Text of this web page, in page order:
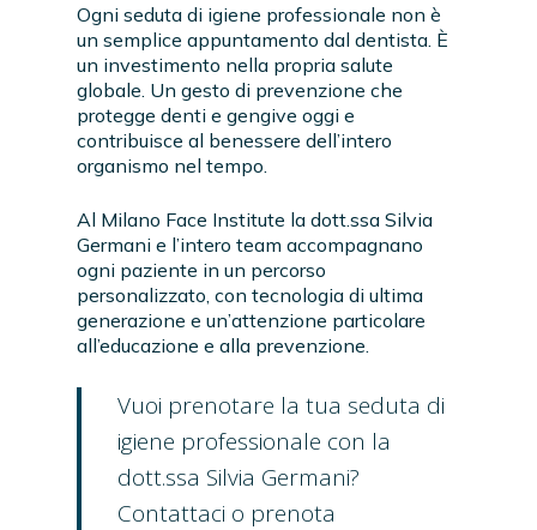
Ogni seduta di igiene professionale non è
un semplice appuntamento dal dentista. È
un investimento nella propria salute
globale. Un gesto di prevenzione che
protegge denti e gengive oggi e
contribuisce al benessere dell’intero
organismo nel tempo.
Al Milano Face Institute la dott.ssa Silvia
Germani e l’intero team accompagnano
ogni paziente in un percorso
personalizzato, con tecnologia di ultima
generazione e un’attenzione particolare
all’educazione e alla prevenzione.
Vuoi prenotare la tua seduta di
igiene professionale con la
dott.ssa Silvia Germani?
Contattaci o prenota